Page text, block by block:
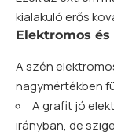
kialakuló erős
Elektromos
A szén
nagymértékben
A grafit jó
irányban, de